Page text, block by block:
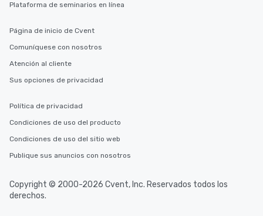
Plataforma de seminarios en línea
Página de inicio de Cvent
Comuníquese con nosotros
Atención al cliente
Sus opciones de privacidad
Política de privacidad
Condiciones de uso del producto
Condiciones de uso del sitio web
Publique sus anuncios con nosotros
Copyright © 2000-2026 Cvent, Inc. Reservados todos los
derechos.